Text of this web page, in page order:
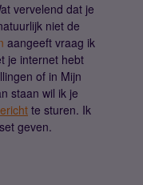
vervelend dat je
niet de
aangeeft vraag ik
je internet hebt
of in Mijn
staan wil ik je
te sturen. Ik
geven.